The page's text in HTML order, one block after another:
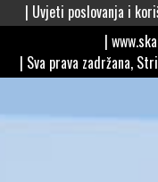
| Uvjeti poslovanja i
|
| Sva prava zadržana,